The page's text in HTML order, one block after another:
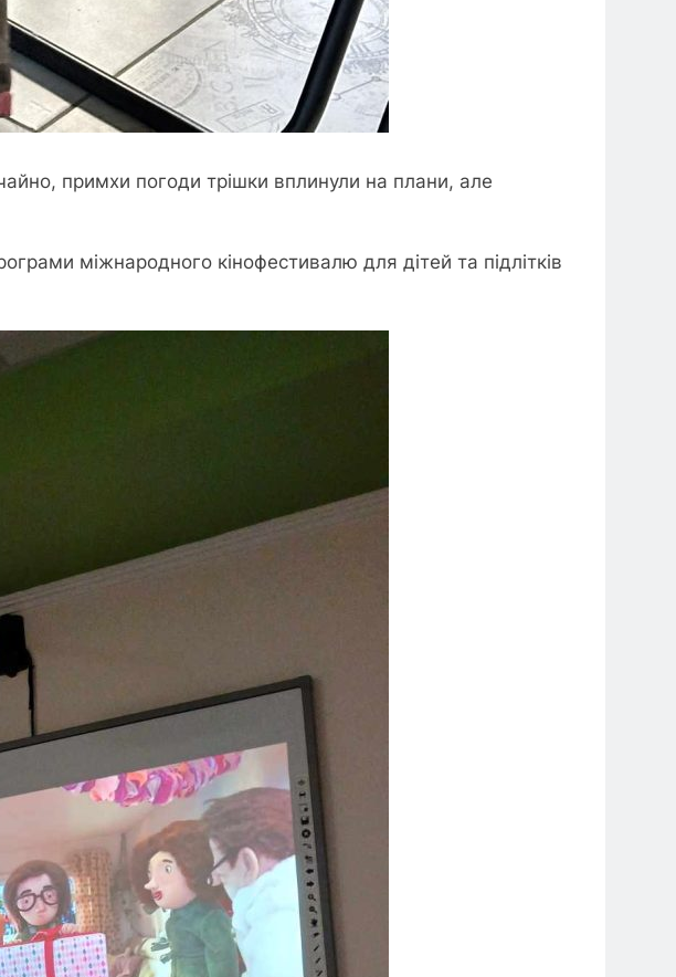
примхи погоди трішки вплинули на плани, але
міжнародного кінофестивалю для дітей та підлітків